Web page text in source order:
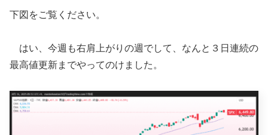
下図をご覧ください。
はい、今週も右肩上がりの週でして、なんと３日連続の
最高値更新までやってのけました。